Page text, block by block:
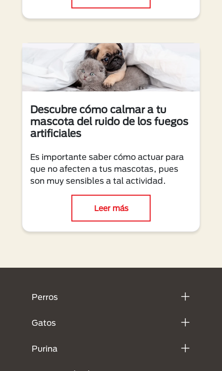
Descubre cómo calmar a tu
mascota del ruido de los fuegos
artificiales
Es importante saber cómo actuar para
que no afecten a tus mascotas, pues
son muy sensibles a tal actividad.
Leer más
Perros
Gatos
Purina